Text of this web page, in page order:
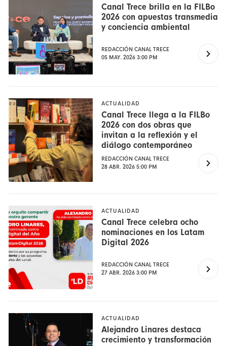
Canal Trece brilla en la FILBo
2026 con apuestas transmedia
y conciencia ambiental
REDACCIÓN CANAL TRECE
05 MAY. 2026 3:00 PM
ACTUALIDAD
Canal Trece llega a la FILBo
2026 con dos obras que
invitan a la reflexión y el
diálogo contemporáneo
REDACCIÓN CANAL TRECE
28 ABR. 2026 5:00 PM
ACTUALIDAD
Canal Trece celebra ocho
nominaciones en los Latam
Digital 2026
REDACCIÓN CANAL TRECE
27 ABR. 2026 3:00 PM
ACTUALIDAD
Alejandro Linares destaca
crecimiento y transformación